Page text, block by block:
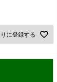
に登録する